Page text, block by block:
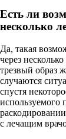
Есть ли
несколько
Да, такая
через
трезвый образ
случаются
спустя
с лечащим